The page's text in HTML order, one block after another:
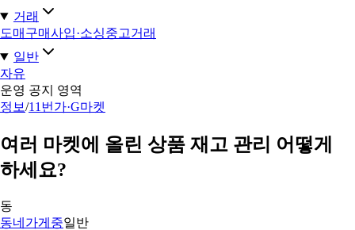
거래
도매구매사입·소싱중고거래
일반
자유
운영 공지 영역
정보/11번가·G마켓
여러 마켓에 올린 상품 재고 관리 어떻게
하세요?
동
동네가게중일반